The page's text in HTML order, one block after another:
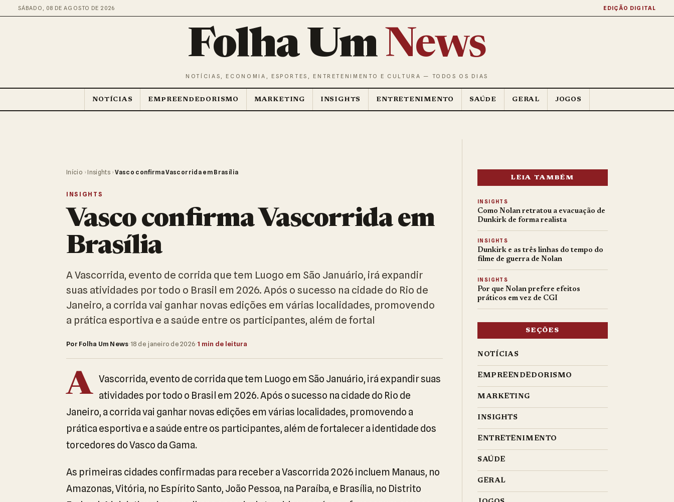
SÁBADO, 08 DE AGOSTO DE 2026 EDIÇÃO DIGITAL
Folha Um News
NOTÍCIAS, ECONOMIA, ESPORTES, ENTRETENIMENTO E CULTURA — TODOS OS DIAS
NOTÍCIAS EMPREENDEDORISMO MARKETING INSIGHTS ENTRETENIMENTO SAÚDE GERAL JOGOS
Início › Insights › Vasco confirma Vascorrida em Brasília
INSIGHTS
Vasco confirma Vascorrida em
Brasília
A Vascorrida, evento de corrida que tem Luogo em São Januário, irá expandir
suas atividades por todo o Brasil em 2026. Após o sucesso na cidade do Rio de
Janeiro, a corrida vai ganhar novas edições em várias localidades, promovendo
a prática esportiva e a saúde entre os participantes, além de fortal
Por Folha Um News·18 de janeiro de 2026·1 min de leitura
A Vascorrida, evento de corrida que tem Luogo em São Januário, irá expandir suas
atividades por todo o Brasil em 2026. Após o sucesso na cidade do Rio de
Janeiro, a corrida vai ganhar novas edições em várias localidades, promovendo a
prática esportiva e a saúde entre os participantes, além de fortalecer a identidade dos
torcedores do Vasco da Gama.
As primeiras cidades confirmadas para receber a Vascorrida 2026 incluem Manaus, no
Amazonas, Vitória, no Espírito Santo, João Pessoa, na Paraíba, e Brasília, no Distrito
LEIA TAMBÉM
INSIGHTS
Como Nolan retratou a evacuação de
Dunkirk de forma realista
INSIGHTS
Dunkirk e as três linhas do tempo do
filme de guerra de Nolan
INSIGHTS
Por que Nolan prefere efeitos
práticos em vez de CGI
SEÇÕES
NOTÍCIAS
EMPREENDEDORISMO
MARKETING
INSIGHTS
ENTRETENIMENTO
SAÚDE
GERAL